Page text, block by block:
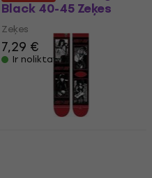
Black 40-45 Zeķes
Zeķes
7,29 €
Ir noliktavā